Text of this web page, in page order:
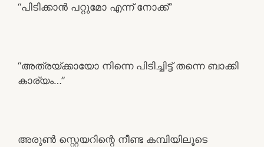
“പിടിക്കാൻ പറ്റുമോ എന്ന് നോക്ക്”
“അത്രയ്ക്കായോ നിന്നെ പിടിച്ചിട്ട് തന്നെ ബാക്കി
കാര്യം…”
അരുൺ സ്റ്റെയറിന്റെ നീണ്ട കമ്പിയിലൂടെ